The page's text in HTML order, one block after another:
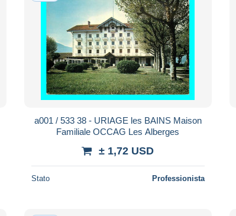
a001 / 533 38 - URIAGE les BAINS Maison
Familiale OCCAG Les Alberges
± 1,72 USD
Stato Professionista